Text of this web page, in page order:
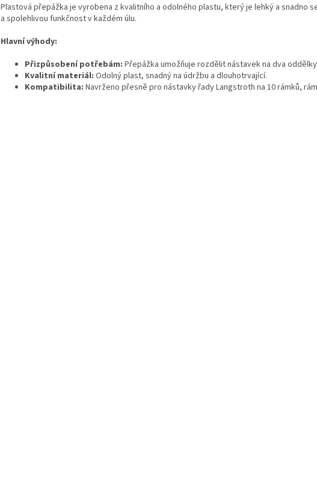
Plastová přepážka je vyrobena z kvalitního a odolného plastu, který je lehký a snadno
a spolehlivou funkčnost v každém úlu.
Hlavní výhody:
Přizpůsobení potřebám: Přepážka umožňuje rozdělit nástavek na dva
Kvalitní materiál: Odolný plast, snadný na údržbu a dlouhotrvající.
Kompatibilita: Navrženo přesně pro nástavky řady Langstroth na 10 rámků,